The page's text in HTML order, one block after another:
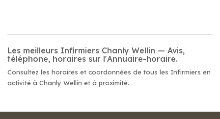
Les meilleurs Infirmiers Chanly Wellin — Avis,
téléphone, horaires sur l'Annuaire-horaire.
Consultez les horaires et coordonnées de tous les Infirmiers en
activité à Chanly Wellin et à proximité.